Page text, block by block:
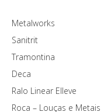
Metalworks
Sanitrit
Tramontina
Deca
Ralo Linear Elleve
Roca – Louças e Metais